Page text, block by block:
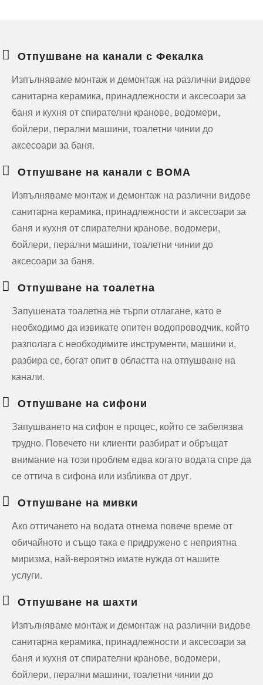
Отпушване на канали с Фекалка
Изпълняваме монтаж и демонтаж на различни видове
санитарна керамика, принадлежности и аксесоари за
баня и кухня от спирателни кранове, водомери,
бойлери, перални машини, тоалетни чинии до
аксесоари за баня.
Отпушване на канали с ВОМА
Изпълняваме монтаж и демонтаж на различни видове
санитарна керамика, принадлежности и аксесоари за
баня и кухня от спирателни кранове, водомери,
бойлери, перални машини, тоалетни чинии до
аксесоари за баня.
Отпушване на тоалетна
Запушената тоалетна не търпи отлагане, като е
необходимо да извикате опитен водопроводчик, който
разполага с необходимите инструменти, машини и,
разбира се, богат опит в областта на отпушване на
канали.
Отпушване на сифони
Запушването на сифон е процес, който се забелязва
трудно. Повечето ни клиенти разбират и обръщат
внимание на този проблем едва когато водата спре да
се оттича в сифона или избликва от друг.
Отпушване на мивки
Ако оттичането на водата отнема повече време от
обичайното и също така е придружено с неприятна
миризма, най-вероятно имате нужда от нашите
услуги.
Отпушване на шахти
Изпълняваме монтаж и демонтаж на различни видове
санитарна керамика, принадлежности и аксесоари за
баня и кухня от спирателни кранове, водомери,
бойлери, перални машини, тоалетни чинии до